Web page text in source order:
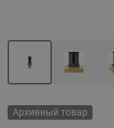
Архивный товар